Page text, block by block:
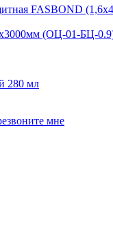
FASBOND
(ОЦ-01-БЦ-
280 мл
мне